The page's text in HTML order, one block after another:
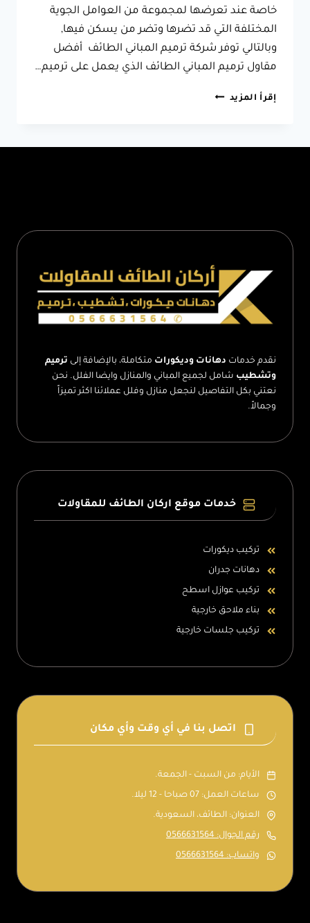
خاصة عند تعرضها لمجموعة من العوامل الجوية
المختلفة التي قد تضرها وتضر من يسكن فيها,
وبالتالي توفر شركة ترميم المباني الطائف أفضل
مقاول ترميم المباني الطائف الذي يعمل على ترميم…
إقرأ المزيد مقاول
المباني
الحجرية
الطائف
نقدم خدمات دهانات وديكورات متكاملة، بالإضافة إلى ترميم
وتشطيب شامل لجميع المباني والمنازل وايضا الفلل. نحن
نعتني بكل التفاصيل لنجعل منازل وفلل عملائنا اكثر تميزاً
وجمالاً.
خدمات موقع اركان الطائف للمقاولات
تركيب ديكورات
دهانات جدران
تركيب عوازل اسطح
بناء ملاحق خارجية
تركيب جلسات خارجية
اتصل بنا في أي وقت وأي مكان
الأيام: من السبت - الجمعة.
ساعات العمل: 07 صباحا - 12 ليلا.
العنوان: الطائف، السعودية.
رقم الجوال: 0566631564
واتساب: 0566631564